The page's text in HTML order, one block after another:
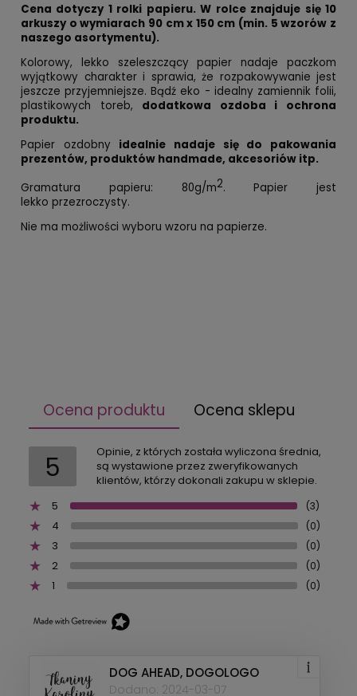
Cena dotyczy 1 rolki papieru. W rolce znajduje się10
arkuszy o wymiarach 90 cm x 150 cm (min. 5 wzorów z
naszego asortymentu).
Kolorowy, lekko szeleszczący papier nadaje paczkom
wyjątkowy charakter i sprawia, że rozpakowywanie jest
jeszcze przyjemniejsze. Bądź eko - idealny zamiennik folii,
plastikowych toreb, dodatkowa ozdoba i ochrona
produktu.
Papier ozdobny idealnie nadaje się do pakowania
prezentów, produktów handmade, akcesoriów itp.
Gramatura papieru: 80g/m2.Papier jest
lekko przezroczysty.
Nie ma możliwości wyboru wzoru na papierze.
Ocena produktu Ocena sklepu
5
Opinie, z których została wyliczona średnia,
są wystawione przez zweryfikowanych
klientów, którzy dokonali zakupu w sklepie.
5
(3)
4 (0)
3 (0)
2 (0)
1 (0)
DOG AHEAD, DOGOLOGO
Dodano: 2024-03-07